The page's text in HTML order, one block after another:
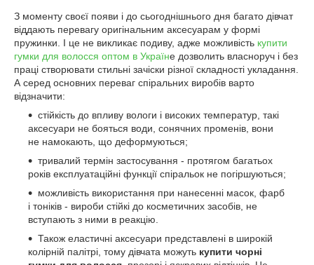
З моменту своєї появи і до сьогоднішнього дня багато дівчат
віддають перевагу оригінальним аксесуарам у формі
пружинки. І це не викликає подиву, адже можливість купити
гумки для волосся оптом в Україне дозволить власноруч і без
праці створювати стильні зачіски різної складності укладання.
А серед основних переваг спіральних виробів варто
відзначити:
стійкість до впливу вологи і високих температур, такі
аксесуари не бояться води, сонячних променів, вони
не намокають, що деформуються;
тривалий термін застосування - протягом багатьох
років експлуатаційні функції спіральок не погіршуються;
можливість використання при нанесенні масок, фарб
і тоніків - вироби стійкі до косметичних засобів, не
вступають з ними в реакцію.
Також еластичні аксесуари представлені в широкій
колірній палітрі, тому дівчата можуть купити чорні